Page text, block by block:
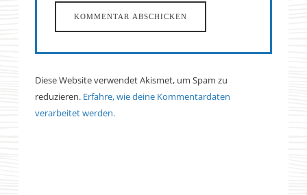
Diese Website verwendet Akismet, um Spam zu
reduzieren. Erfahre, wie deine Kommentardaten
verarbeitet werden.